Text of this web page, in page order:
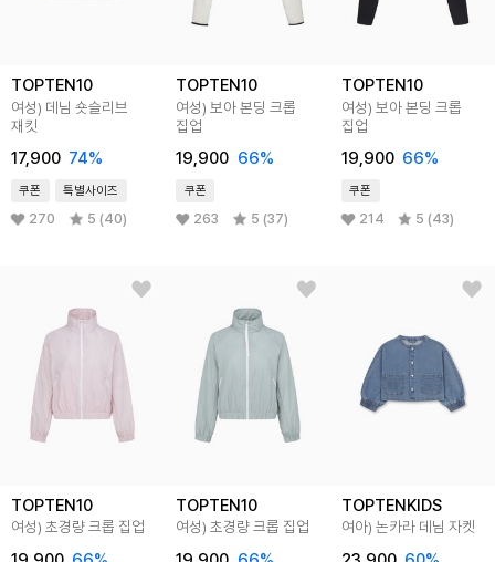
TOPTEN10
여성) 데님 숏슬리브
재킷
17,900 74%
쿠폰 특별사이즈
270 5 (40)
TOPTEN10
여성) 보아 본딩 크롭
집업
19,900 66%
쿠폰
263 5 (37)
TOPTEN10
여성) 보아 본딩 크롭
집업
19,900 66%
쿠폰
214 5 (43)
TOPTEN10
여성) 초경량 크롭 집업
TOPTEN10
여성) 초경량 크롭 집업
TOPTENKIDS
여아) 논카라 데님 자켓